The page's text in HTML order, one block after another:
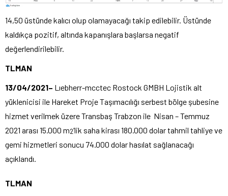
14,50 üstünde kalıcı olup olamayacağı takip edilebilir. Üstünde
kaldıkça pozitif, altında kapanışlara başlarsa negatif
değerlendirilebilir.
TLMAN
13/04/2021– Lıebherr-mcctec Rostock GMBH Lojistik alt
yüklenicisi ile Hareket Proje Taşımacılığı serbest bölge şubesine
hizmet verilmek üzere Transbaş Trabzon ile Nisan – Temmuz
2021 arası 15.000 m2‘lik saha kirası 180.000 dolar tahmil tahliye ve
gemi hizmetleri sonucu 74.000 dolar hasılat sağlanacağı
açıklandı.
TLMAN